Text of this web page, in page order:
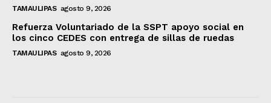
TAMAULIPAS agosto 9, 2026
Refuerza Voluntariado de la SSPT apoyo social en
los cinco CEDES con entrega de sillas de ruedas
TAMAULIPAS agosto 9, 2026